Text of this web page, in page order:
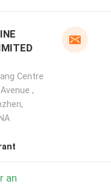
Centre
,
an